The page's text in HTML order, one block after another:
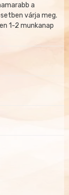
a
várja meg.
1-2 munkanap